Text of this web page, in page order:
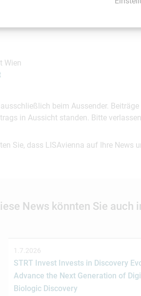
Wien
beim Aussender.
in Aussicht standen. Bitte
Sie, dass LISAvienna auf Ihre News
News könnten Sie auch
1.7.2026
STRT Invest Invests in Discovery
Advance the Next Generation of
Biologic Discovery